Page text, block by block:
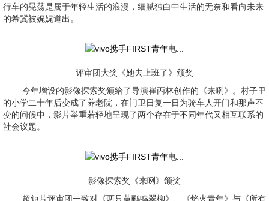
行车的晃荡是属于年轻生活的浪漫，细腻独白中生活的无奈和看向未来
的希冀被娓娓道出。
评审团大奖《她去上班了》颁奖
今年增设的影像探索奖颁给了导演崔丙林创作的《来咧》。村子里
的小学二十年后变成了养老院，在门卫日复一日为骑车人开门和那声不
变的问候中，影片举重若轻地呈现了两个存在于不同年代又相互联系的
社会议题。
影像探索奖《来咧》颁奖
超短片评审团一致对《两只黄鹂鸣翠柳》、《焰火青年》与《所有